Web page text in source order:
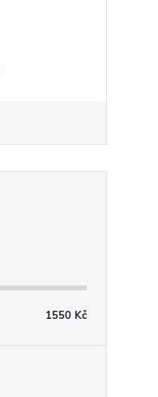
1550 Kč